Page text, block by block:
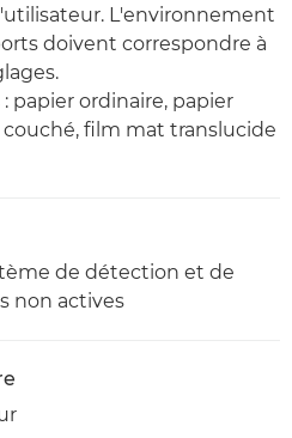
L'environnement
doivent correspondre à
papier ordinaire, papier
film mat translucide
de détection et de
non actives